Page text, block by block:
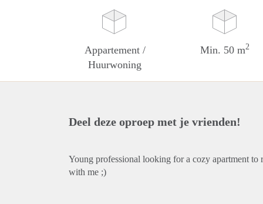
Appartement /
Huurwoning
Min. 50 m2
Deel deze oproep met je vrienden!
Young professional looking for a cozy apartment
with me ;)